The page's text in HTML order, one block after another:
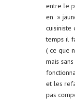
entre le
en »
cuisiniste
temps il
( ce que
mais
et les
pas